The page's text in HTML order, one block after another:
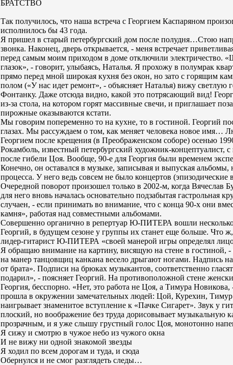
БРАТСТВО
Так получилось, что наша встреча с Георгием Каспаряном
исполнилось бы 43 года.
Я пришел в старый петербургский дом после полудня…Стою
звонка. Наконец, дверь открывается, - меня встречает
перед самым моим приходом в доме отключили электричество.
глазок», - говорит, улыбаясь, Наталья. Я прохожу в полумрак
прямо перед мной широкая кухня без окон, но зато с горящим
полом («У нас идет ремонт», - объясняет Наталья) вижу светлую
Фонтанку. Даже отсюда видно, какой это потрясающий вид!
из-за стола, на котором горят массивные свечи, и приглашает
пирожные оказываются кстати.
Мы говорим попеременно то на кухне, то в гостиной. Георгий
глазах. Мы рассуждаем о том, как меняет человека новое имя…
Георгием после крещения (в Преображенском соборе) осенью
Рокамболь, известный петербургский художник-концептуалист,
после гибели Цоя. Вообще, 90-е для Георгия были временем
Конечно, он оставался в музыке, записывая и выпуская
процесса. У него ведь совсем не было концертов (эпизодические
Очередной поворот произошел только в 2002-м, когда
для него вновь началась основательно подзабытая гастрольная
случаен, - если принимать во внимание, что с конца 90-х они
камня», работая над совместными альбомами.
Совершенно органично в репертуар Ю-ПИТЕРА вошли
Георгий, в будущем сезоне у группы их станет еще больше. Что
лидер-гитарист Ю-ПИТЕРА «своей манерой игры определял
Я обращаю внимание на картину, висящую на стене в гостиной, -
на манер танцовщиц канкана весело дрыгают ногами. Надпись
от брата». Подписи на брюках музыкантов, соответственно
подарил», - поясняет Георгий. На противоположной стене
Георгия, бесспорно. «Нет, это работа не Цоя, а Тимура
прошла в окружении замечательных людей: Цой, Курехин, Тимур
наигрывает знаменитое вступление к «Пачке Сигарет». Звук у
плоский, но воображение без труда дорисовывает музыкальную
прозрачным, и я уже слышу грустный голос Цоя, монотонно
Я сижу и смотрю в чужое небо из чужого окна
И не вижу ни одной знакомой звезды
Я ходил по всем дорогам и туда, и сюда
Обернулся и не смог разглядеть следы…